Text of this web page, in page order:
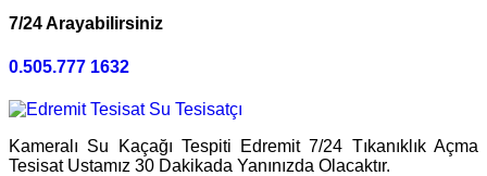
7/24 Arayabilirsiniz
0.505.777 1632
Kameralı Su Kaçağı Tespiti Edremit 7/24 Tıkanıklık Açma
Tesisat Ustamız 30 Dakikada Yanınızda Olacaktır.